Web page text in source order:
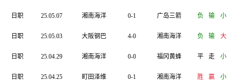
日职 25.05.07 湘南海洋 0-1 广岛三箭 负 输 小
日职 25.05.03 大阪钢巴 4-0 湘南海洋 负 输 大
日职 25.04.29 湘南海洋 0-0 福冈黄蜂 平 走 小
日职 25.04.25 町田泽维 0-1 湘南海洋 胜 赢 小